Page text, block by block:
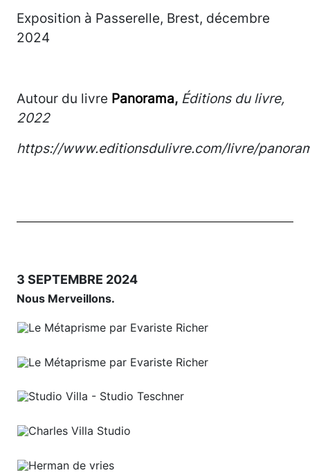
Exposition à Passerelle, Brest, décembre
2024
Autour du livre Panorama, Éditions du livre,
2022
https://www.editionsdulivre.com/livre/
3 SEPTEMBRE 2024
Nous Merveillons.